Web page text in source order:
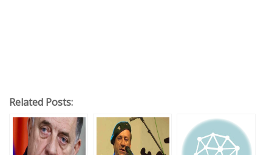
Related Posts: